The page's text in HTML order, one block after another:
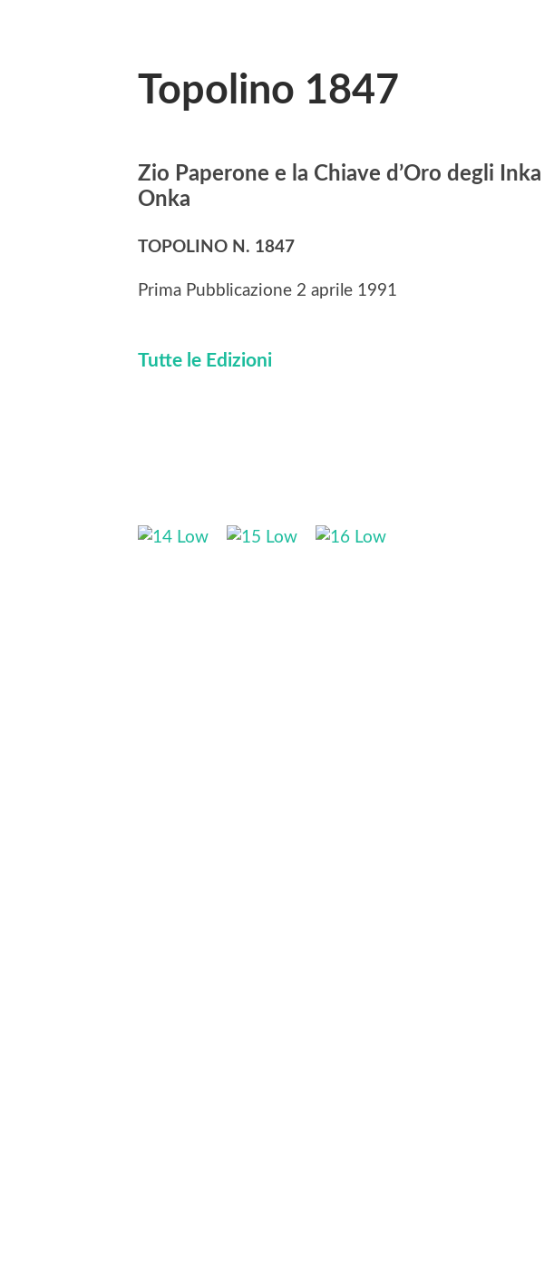
Topolino 1847
Zio Paperone e la Chiave d’Oro degli Inka
Onka
TOPOLINO N. 1847
Prima Pubblicazione 2 aprile 1991
Tutte le Edizioni